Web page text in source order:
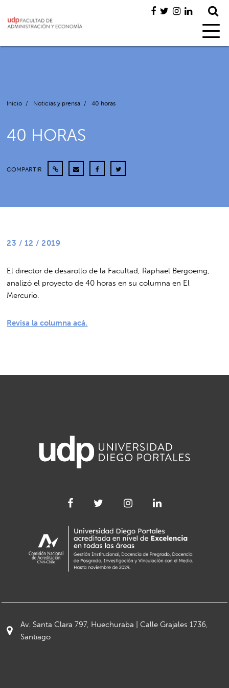
Inicio / Noticias y prensa / 40 horas
40 HORAS
COMPARTIR
23 / 12 / 2019
El director de desarollo de la Facultad, Raphael Bergoeing,
analizó el proyecto de 40 horas en su columna en El
Mercurio.
Revisa la columna acá.
Av. Santa Clara 797, Huechuraba | Calle Grajales 1736,
Santiago